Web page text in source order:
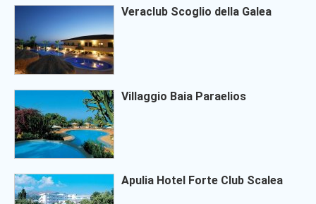
Veraclub Scoglio della Galea
Villaggio Baia Paraelios
Apulia Hotel Forte Club Scalea